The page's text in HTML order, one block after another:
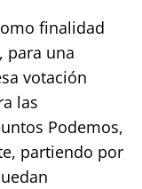
finalidad
para una
votación
las
Podemos,
partiendo por